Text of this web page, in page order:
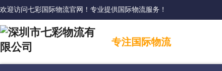
欢迎访问七彩国际物流官网！专业提供国际物流服务！
专注国际物流